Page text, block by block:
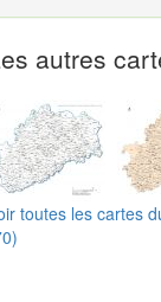
autres
toutes les cartes